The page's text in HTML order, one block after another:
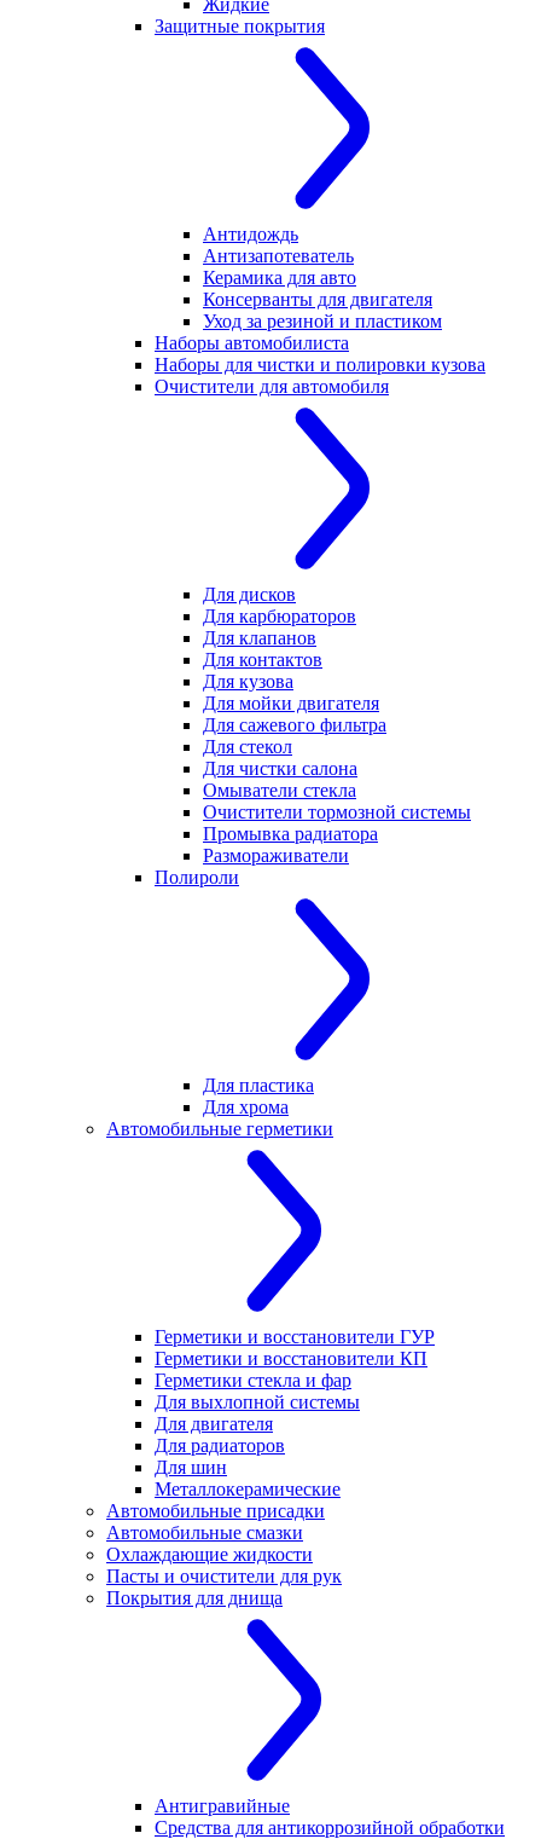
Защитные покрытия
Антидождь
Антизапотеватель
Керамика для авто
Консерванты для двигателя
Уход за резиной и пластиком
Наборы автомобилиста
Наборы для чистки и полировки кузова
Очистители для автомобиля
Для дисков
Для карбюраторов
Для клапанов
Для контактов
Для кузова
Для мойки двигателя
Для сажевого фильтра
Для стекол
Для чистки салона
Омыватели стекла
Очистители тормозной системы
Промывка радиатора
Размораживатели
Полироли
Для пластика
Для хрома
Автомобильные герметики
Герметики и восстановители ГУР
Герметики и восстановители КП
Герметики стекла и фар
Для выхлопной системы
Для двигателя
Для радиаторов
Для шин
Металлокерамические
Автомобильные присадки
Автомобильные смазки
Охлаждающие жидкости
Пасты и очистители для рук
Покрытия для днища
Антигравийные
Средства для антикоррозийной обработки